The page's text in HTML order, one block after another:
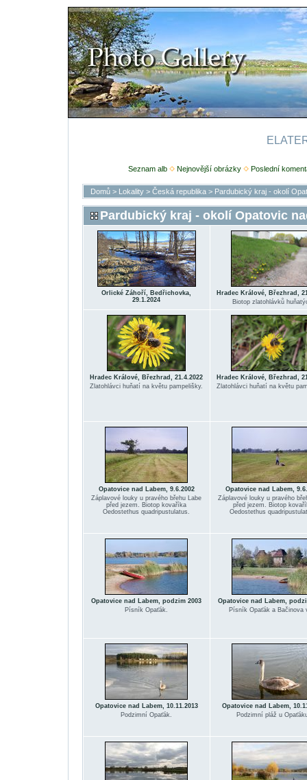
Seznam alb Nejnovější obrázky Poslední
Domů> Lokality> Česká republika> Pardubický kraj - okolí
Pardubický kraj - okolí Opatovic
Orlické Záhoří, Bedřichovka,
29.1.2024
Hradec Králové, Březhrad,
Biotop zlatohlávků
Hradec Králové, Březhrad, 21.4.2022
Zlatohlávci huňatí na květu pampelišky.
Hradec Králové, Březhrad,
Zlatohlávci huňatí na květu
Opatovice nad Labem, 9.6.2002
Záplavové louky u pravého břehu Labe
před jezem. Biotop kovaříka
Oedostethus quadripustulatus.
Opatovice nad Labem,
Záplavové louky u pravého
před jezem. Biotop
Oedostethus
Opatovice nad Labem, podzim 2003
Písník Opaťák.
Opatovice nad Labem,
Písník Opaťák a Bačinova
Opatovice nad Labem, 10.11.2013
Podzimní Opaťák.
Opatovice nad Labem,
Podzimní pláž u